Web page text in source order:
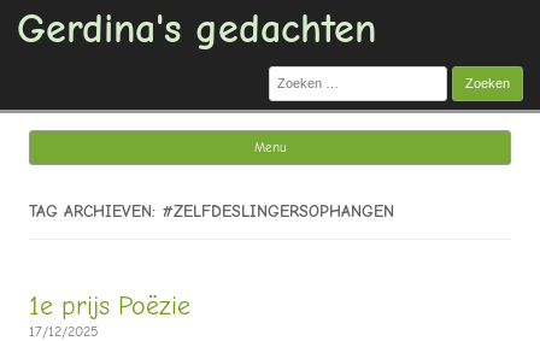
Gerdina's gedachten
Zoeken
naar:
Menu
TAG ARCHIEVEN: #ZELFDESLINGERSOPHANGEN
1e prijs Poëzie
17/12/2025